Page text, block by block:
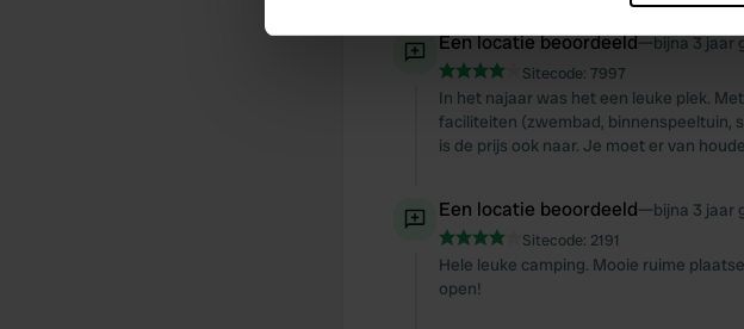
We use cookies to personalise content and ads, to
information about your use of our site with our social
other information that you’ve provided to them or
Een locatie beoordeeld—bijna 3 jaar
Sitecode: 7997
In het najaar was het een leuke plek.
faciliteiten (zwembad, binnenspeeltuin,
is de prijs ook naar. Je moet er van
Een locatie beoordeeld—bijna 3 jaar
Sitecode: 2191
Hele leuke camping. Mooie ruime
open!